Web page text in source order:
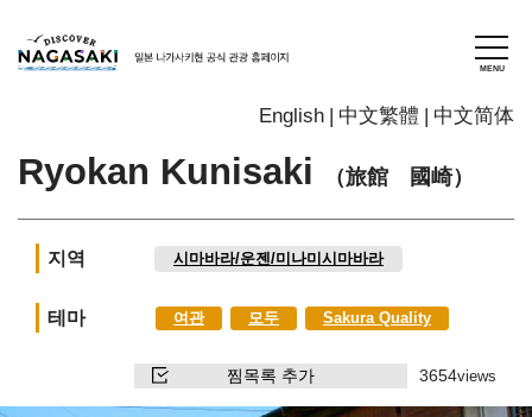
English 中文繁體 中文简体
Ryokan Kunisaki （旅館 國崎）
지역 시마바라/운젠/미나미시마바라
테마 여관 모두 Sakura Quality
찜목록 추가 3654views